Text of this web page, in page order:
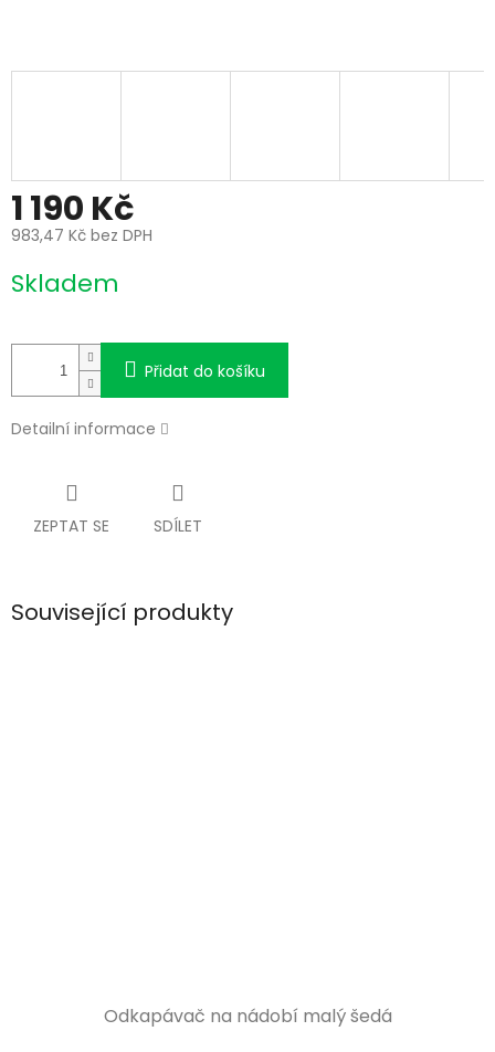
1 190 Kč
983,47 Kč bez DPH
cena:
Skladem
Přidat do košíku
Detailní informace
ZEPTAT SE SDÍLET
Související produkty
Odkapávač na nádobí malý šedá